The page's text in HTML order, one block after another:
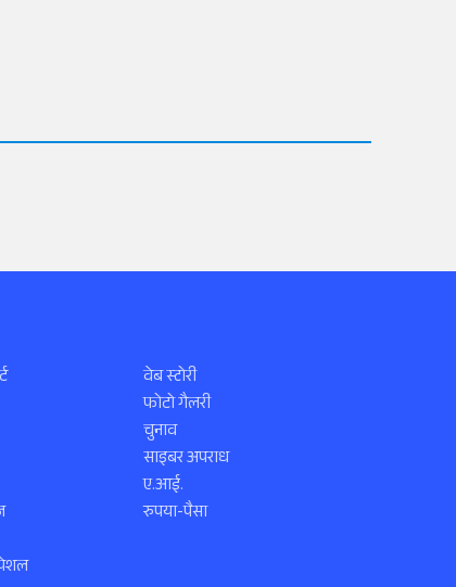
वेब स्टोरी
फोटो गैलरी
चुनाव
साइबर अपराध
ए.आई.
रुपया-पैसा